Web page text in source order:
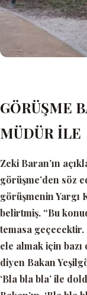
GÖRÜŞME
MÜDÜR İLE
Zeki Baran’ın
görüşme’den söz
görüşmenin Yargı
belirtmiş. “Bu
temasa geçecektir.
ele almak için
diyen Bakan
‘Bla bla bla’ile